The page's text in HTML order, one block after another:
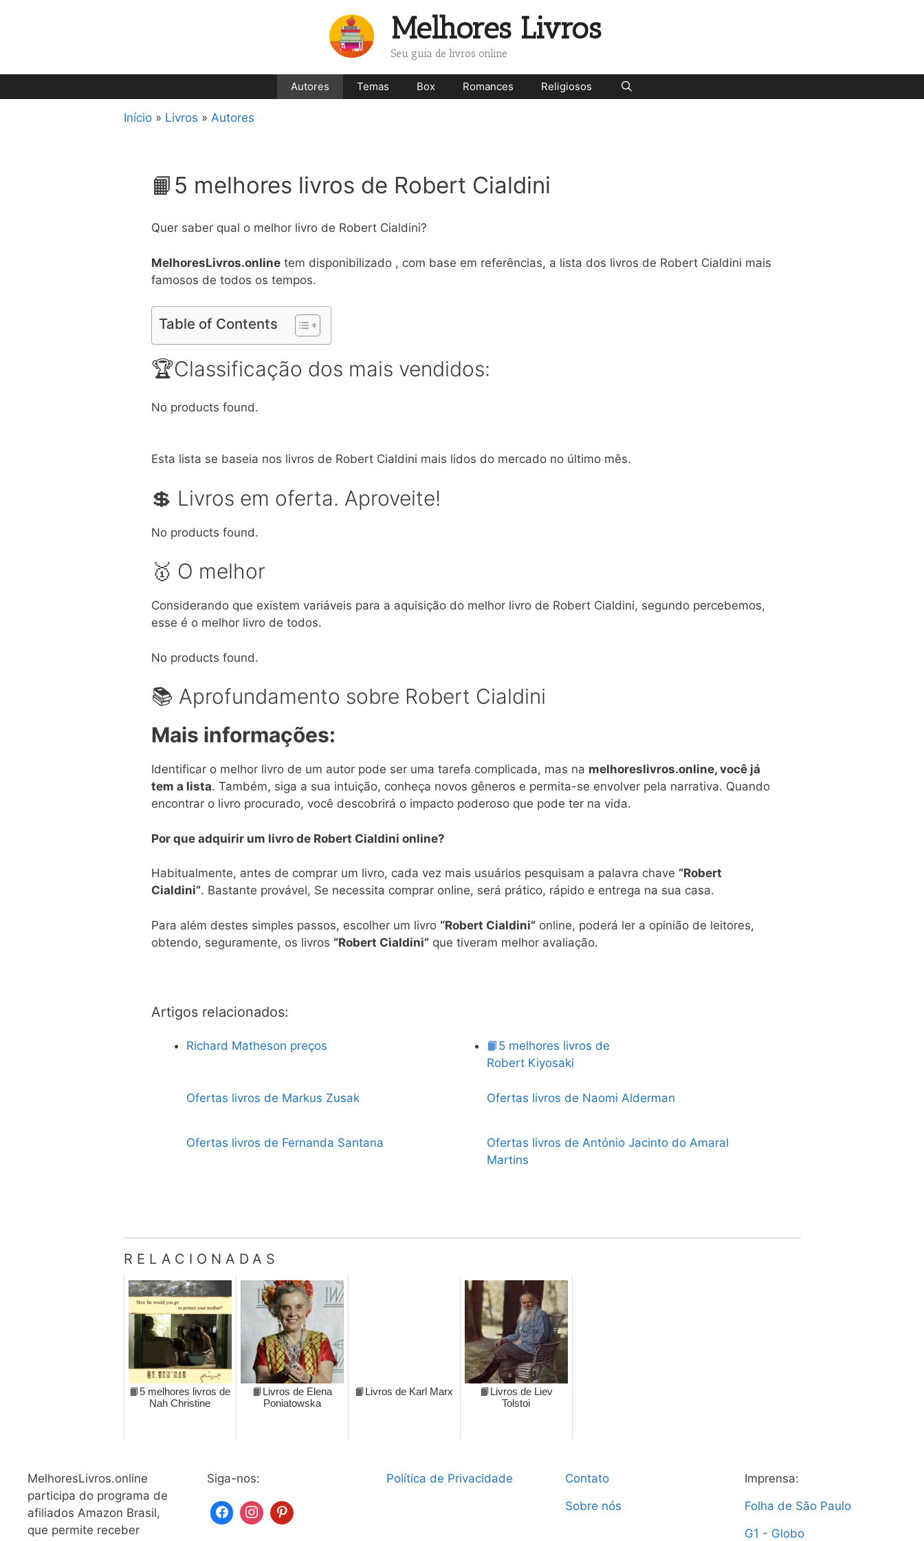
Melhores Livros
Seu guia de livros online
Autores Temas Box Romances Religiosos
Início» Livros » Autores
📙5 melhores livros de Robert Cialdini
Quer saber qual o melhor livro de Robert Cialdini?
MelhoresLivros.onlinetem disponibilizado , com base em referências, a lista dos livros de Robert Cialdini mais
famosos de todos os tempos.
Table of Contents
🏆Classificação dos mais vendidos:
No products found.
Esta lista se baseia nos livros de Robert Cialdini mais lidos do mercado no último mês.
💲 Livros em oferta. Aproveite!
No products found.
🥇 O melhor
Considerando que existem variáveis para a aquisição do melhor livro de Robert Cialdini, segundo percebemos,
esse é o melhor livro de todos.
No products found.
📚 Aprofundamento sobre Robert Cialdini
Mais informações:
Identificar o melhor livro de um autor pode ser uma tarefa complicada, mas na melhoreslivros.online, você já
tem a lista. Também, siga a sua intuição, conheça novos gêneros e permita-se envolver pela narrativa. Quando
encontrar o livro procurado, você descobrirá o impacto poderoso que pode ter na vida.
Por que adquirir um livro de Robert Cialdini online?
Habitualmente, antes de comprar um livro, cada vez mais usuários pesquisam a palavra chave “Robert
Cialdini”. Bastante provável, Se necessita comprar online, será prático, rápido e entrega na sua casa.
Para além destes simples passos, escolher um livro “Robert Cialdini”online, poderá ler a opinião de leitores,
obtendo, seguramente, os livros “Robert Cialdini”que tiveram melhor avaliação.
Artigos relacionados:
Richard Matheson preços
📙5 melhores livros de
Robert Kiyosaki
Ofertas livros de Markus Zusak Ofertas livros de Naomi Alderman
Ofertas livros de Fernanda Santana
Ofertas livros de António Jacinto do Amaral
Martins
RELACIONADAS
📙5 melhores livros de
Nah Christine
📙Livros de Elena
Poniatowska
📙Livros de Karl Marx
📙Livros de Liev
Tolstoi
MelhoresLivros.online
participa do programa de
afiliados Amazon Brasil,
que permite receber
Siga-nos: Política de Privacidade
Contato
Sobre nós
Imprensa:
Folha de São Paulo
G1 - Globo